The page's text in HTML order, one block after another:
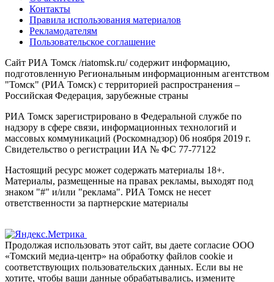
Контакты
Правила использования материалов
Рекламодателям
Пользовательское соглашение
Сайт РИА Томск /riatomsk.ru/ содержит информацию,
подготовленную Региональным информационным агентством
"Томск" (РИА Томск) с территорией распространения –
Российская Федерация, зарубежные страны
РИА Томск зарегистрировано в Федеральной службе по
надзору в сфере связи, информационных технологий и
массовых коммуникаций (Роскомнадзор) 06 ноября 2019 г.
Свидетельство о регистрации ИА № ФС 77-77122
Настоящий ресурс может содержать материалы 18+.
Материалы, размещенные на правах рекламы, выходят под
знаком "#" и/или "реклама". РИА Томск не несет
ответственности за партнерские материалы
Продолжая использовать этот сайт, вы даете согласие ООО
«Томский медиа-центр» на обработку файлов cookie и
соответствующих пользовательских данных. Если вы не
хотите, чтобы ваши данные обрабатывались, измените